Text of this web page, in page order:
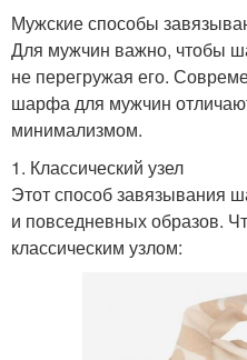
Мужские способы
Для мужчин важно, чтобы
не перегружая его.
шарфа для мужчин
минимализмом.
1. Классический узел
Этот способ завязывания
и повседневных образов.
классическим узлом: